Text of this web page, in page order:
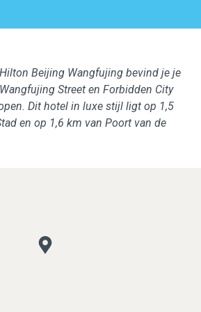
Beijing Wangfujing bevind je je
Street en Forbidden City
Dit hotel in luxe stijl ligt op 1,5
en op 1,6 km van Poort van de